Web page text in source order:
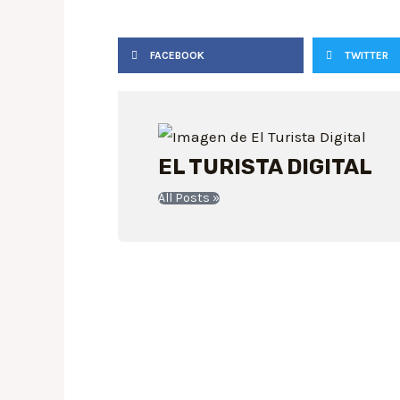
FACEBOOK TWITTER
EL TURISTA DIGITAL
All Posts »